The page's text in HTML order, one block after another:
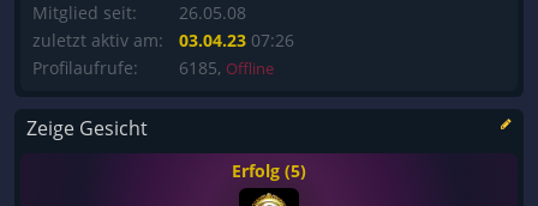
Mitglied seit:
zuletzt aktiv am:
Profilaufrufe:
26.05.08
03.04.23 07:26
6185, Offline
Zeige Gesicht
Erfolg (5)